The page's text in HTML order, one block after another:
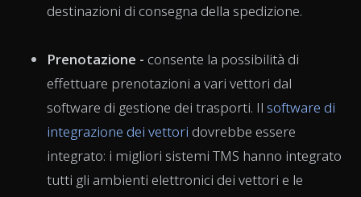
destinazioni di consegna della spedizione.
Prenotazione - consente la possibilità di
effettuare prenotazioni a vari vettori dal
software di gestione dei trasporti. Il software di
integrazione dei vettori dovrebbe essere
integrato: i migliori sistemi TMS hanno integrato
tutti gli ambienti elettronici dei vettori e le